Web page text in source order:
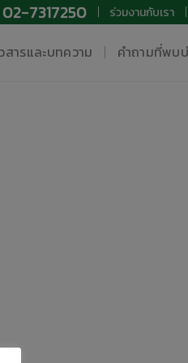
02-7317250 ร่วมงานกับเรา
สารและบทความ คำถามที่พบ